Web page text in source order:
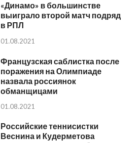
«Динамо» в большинстве
выиграло второй матч подряд
в РПЛ
01.08.2021
Французская саблистка после
поражения на Олимпиаде
назвала россиянок
обманщицами
01.08.2021
Российские теннисистки
Веснина и Кудерметова